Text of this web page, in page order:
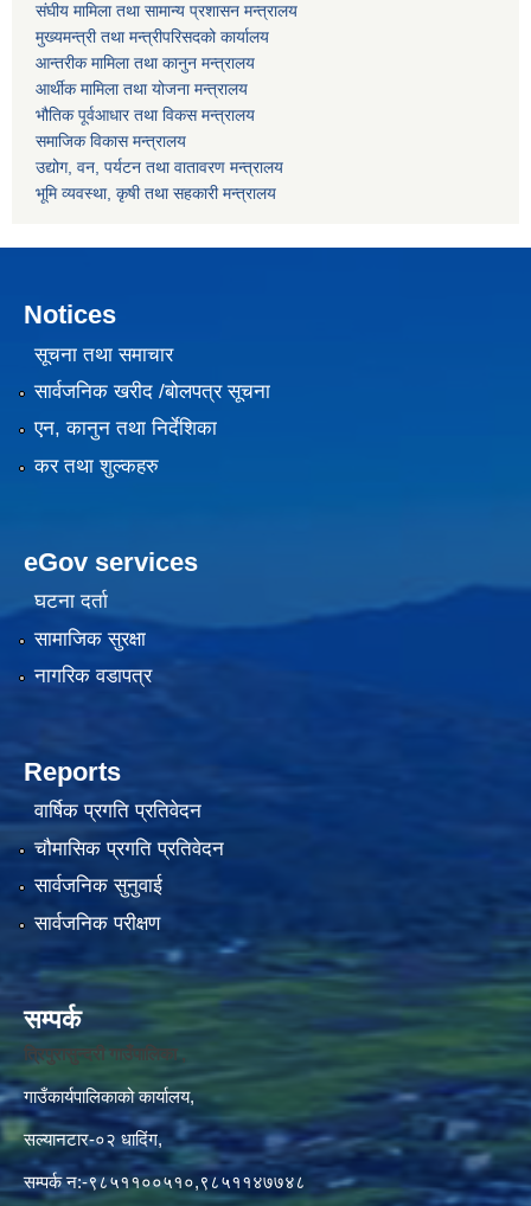
संघीय मामिला तथा सामान्य प्रशासन मन्त्रालय
मुख्यमन्त्री तथा मन्त्रीपरिसदको कार्यालय
आन्तरीक मामिला तथा कानुन मन्त्रालय
आर्थीक मामिला तथा योजना मन्त्रालय
भौतिक पूर्वआधार तथा विकस मन्त्रालय
समाजिक विकास मन्त्रालय
उद्योग, वन, पर्यटन तथा वातावरण मन्त्रालय
भूमि व्यवस्था, कृषी तथा सहकारी मन्त्रालय
Notices
सूचना तथा समाचार
सार्वजनिक खरीद /बोलपत्र सूचना
एन, कानुन तथा निर्देशिका
कर तथा शुल्कहरु
eGov services
घटना दर्ता
सामाजिक सुरक्षा
नागरिक वडापत्र
Reports
वार्षिक प्रगति प्रतिवेदन
चौमासिक प्रगति प्रतिवेदन
सार्वजनिक सुनुवाई
सार्वजनिक परीक्षण
सम्पर्क
त्रिपुरासुन्दरी गाउँपालिका ,
गाउँकार्यपालिकाको कार्यालय,
सल्यानटार-०२ धादिंग,
सम्पर्क न:-९८५११००५१०,९८५११४७७४८